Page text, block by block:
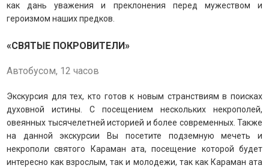
как дань уважения и преклонения перед мужеством и
героизмом наших предков.
«СВЯТЫЕ ПОКРОВИТЕЛИ»
Автобусом, 12 часов
Экскурсия для тех, кто готов к новым странствиям в поисках
духовной истины. С посещением нескольких некрополей,
овеянных тысячелетней историей и более современных. Также
на данной экскурсии Вы посетите подземную мечеть и
некрополи святого Караман ата, посещение которой будет
интересно как взрослым, так и молодежи, так как Караман ата